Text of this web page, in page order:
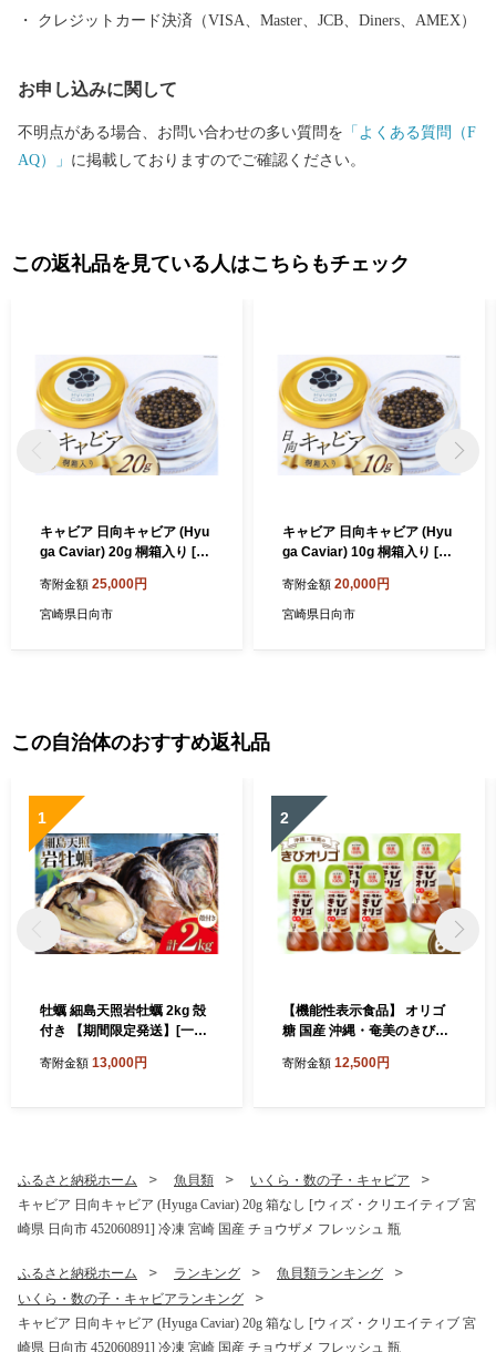
付窓口 ※申請後に、氏名や住所変更等が生じた場合は別途届出が
ページ https://mypg.jp ※「オンライン申請」には、マイナン
バーカードと「マイナポータルアプリ」、アプリが利用できる端
末が必要です ■マイナポータルアプリ myna.go.jp/SCK010
込みのキャンセル、返礼品の変更・返品はできません。ご了承く
クレジットカード決済（VISA、Master、JCB、Diners、AMEX）
お申し込みに関して
不明点がある場合、お問い合わせの多い質問を 「よくある質問（F
AQ）」 に掲載しておりますのでご確認ください。
この返礼品を見ている人はこちらもチェック
キャビア 日向キャビア (Hyu
ga Caviar) 20g 桐箱入り [ウ
県 日向市 452060892] 冷凍
宮崎 国産 チョウザメ フレッ
寄附金額 25,000円
宮崎県日向市
キャビア 日向キャビア (Hyu
ga Caviar) 10g 桐箱入り [ウ
県 日向市 452060890] 冷凍
宮崎 国産 チョウザメ フレッ
寄附金額 20,000円
宮崎県日向市
この自治体のおすすめ返礼品
1
牡蠣 細島天照岩牡蠣 2kg 殻
付き 【期間限定発送】[一福
7] 生食 かき カキ 生牡蠣 岩
寄附金額 13,000円
2
【機能性表示食品】 オリゴ
糖 国産 沖縄・奄美のきびオ
オシュガー 宮崎県 日向市 45
寄附金額 12,500円
ふるさと納税ホーム 魚貝類
いくら・数の子・キャビア
キャビア 日向キャビア (Hyuga Caviar) 20g 箱なし [ウィズ・クリエイティブ 宮
崎県 日向市 452060891] 冷凍 宮崎 国産 チョウザメ フレッシュ 瓶
ふるさと納税ホーム ランキング
魚貝類ランキング
いくら・数の子・キャビアランキング
キャビア 日向キャビア (Hyuga Caviar) 20g 箱なし [ウィズ・クリエイティブ 宮
崎県 日向市 452060891] 冷凍 宮崎 国産 チョウザメ フレッシュ 瓶